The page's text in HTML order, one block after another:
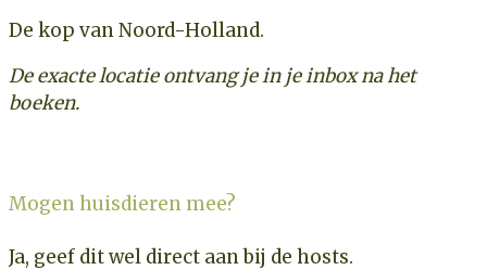
De kop van Noord-Holland.
De exacte locatie ontvang je in je inbox na het
boeken.
Mogen huisdieren mee?
Ja, geef dit wel direct aan bij de hosts.